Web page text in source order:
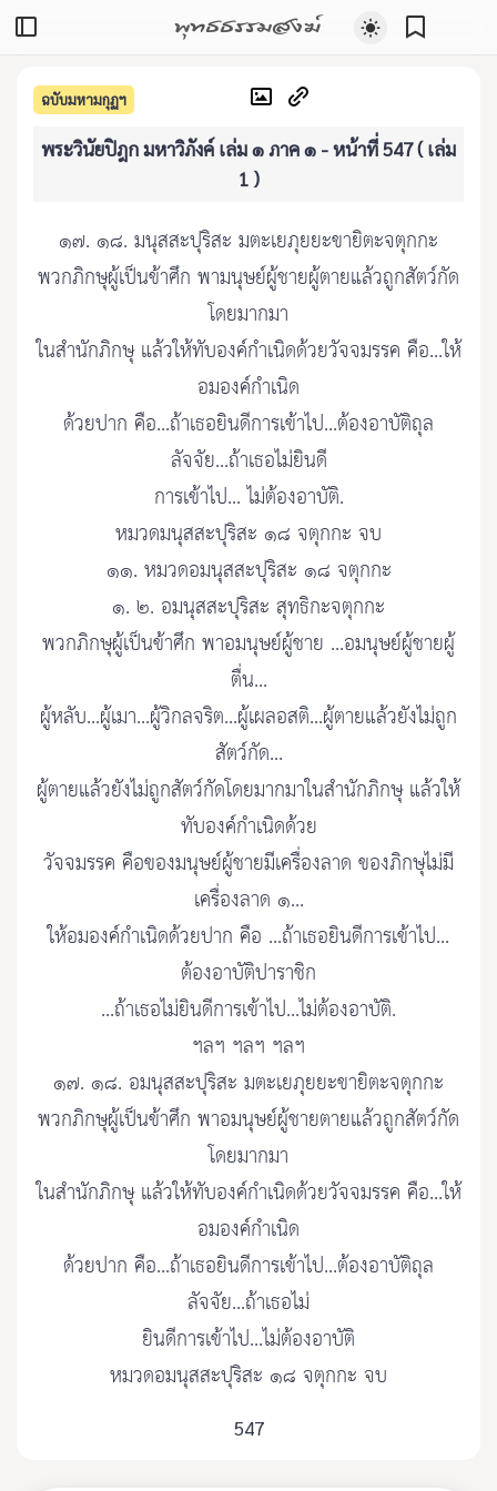
พุทธธรรมสงฆ์
ฉบับมหามกุฏฯ
พระวินัยปิฎก มหาวิภังค์ เล่ม ๑ ภาค ๑ - หน้าที่ 547 ( เล่ม
1 )
๑๗. ๑๘. มนุสสะปุริสะ มตะเยภุยยะขายิตะจตุกกะ
พวกภิกษุผู้เป็นข้าศึก พามนุษย์ผู้ชายผู้ตายแล้วถูกสัตว์กัด
โดยมากมา
ในสำนักภิกษุ แล้วให้ทับองค์กำเนิดด้วยวัจจมรรค คือ...ให้
อมองค์กำเนิด
ด้วยปาก คือ...ถ้าเธอยินดีการเข้าไป...ต้องอาบัติถุล
ลัจจัย...ถ้าเธอไม่ยินดี
การเข้าไป... ไม่ต้องอาบัติ.
หมวดมนุสสะปุริสะ ๑๘ จตุกกะ จบ
๑๑. หมวดอมนุสสะปุริสะ ๑๘ จตุกกะ
๑. ๒. อมนุสสะปุริสะ สุทธิกะจตุกกะ
พวกภิกษุผู้เป็นข้าศึก พาอมนุษย์ผู้ชาย ...อมนุษย์ผู้ชายผู้
ตื่น...
ผู้หลับ...ผู้เมา...ผู้วิกลจริต...ผู้เผลอสติ...ผู้ตายแล้วยังไม่ถูก
สัตว์กัด...
ผู้ตายแล้วยังไม่ถูกสัตว์กัดโดยมากมาในสำนักภิกษุ แล้วให้
ทับองค์กำเนิดด้วย
วัจจมรรค คือของมนุษย์ผู้ชายมีเครื่องลาด ของภิกษุไม่มี
เครื่องลาด ๑...
ให้อมองค์กำเนิดด้วยปาก คือ ...ถ้าเธอยินดีการเข้าไป...
ต้องอาบัติปาราชิก
...ถ้าเธอไม่ยินดีการเข้าไป...ไม่ต้องอาบัติ.
ฯลฯ ฯลฯ ฯลฯ
๑๗. ๑๘. อมนุสสะปุริสะ มตะเยภุยยะขายิตะจตุกกะ
พวกภิกษุผู้เป็นข้าศึก พาอมนุษย์ผู้ชายตายแล้วถูกสัตว์กัด
โดยมากมา
ในสำนักภิกษุ แล้วให้ทับองค์กำเนิดด้วยวัจจมรรค คือ...ให้
อมองค์กำเนิด
ด้วยปาก คือ...ถ้าเธอยินดีการเข้าไป...ต้องอาบัติถุล
ลัจจัย...ถ้าเธอไม่
ยินดีการเข้าไป...ไม่ต้องอาบัติ
หมวดอมนุสสะปุริสะ ๑๘ จตุกกะ จบ
547